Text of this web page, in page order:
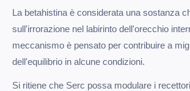
La betahistina è considerata una sostanza
sull'irrorazione nel labirinto dell'orecchio
meccanismo è pensato per contribuire a
dell'equilibrio in alcune condizioni.
Si ritiene che Serc possa modulare i